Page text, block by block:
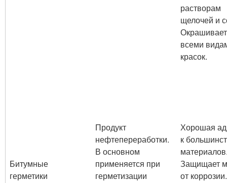
растворам
щелочей и
всеми
красок.
Битумные
герметики
Продукт
нефтепереработки.
В основном
применяется при
герметизации
Хорошая
к
Защищает
от коррозии.